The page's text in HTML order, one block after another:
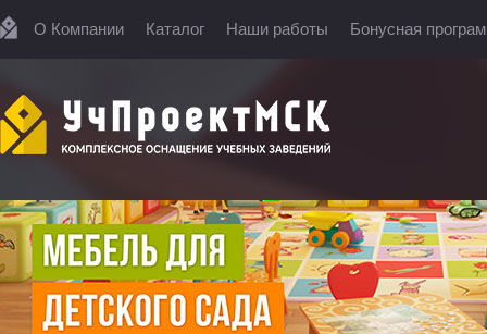
О Компании Каталог Наши работы Бонусная